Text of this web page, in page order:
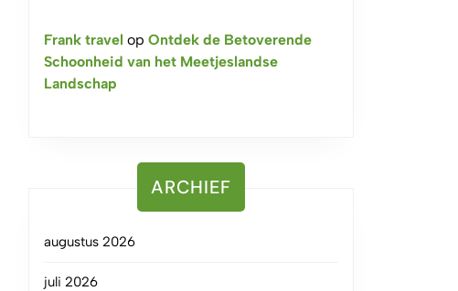
Frank travel op Ontdek de Betoverende
Schoonheid van het Meetjeslandse
Landschap
ARCHIEF
augustus 2026
juli 2026